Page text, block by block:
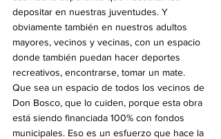
depositar en nuestras juventudes. Y
obviamente también en nuestros adultos
mayores, vecinos y vecinas, con un espacio
donde también puedan hacer deportes
recreativos, encontrarse, tomar un mate.
Que sea un espacio de todos los vecinos de
Don Bosco, que lo cuiden, porque esta obra
está siendo financiada 100% con fondos
municipales. Eso es un esfuerzo que hace la